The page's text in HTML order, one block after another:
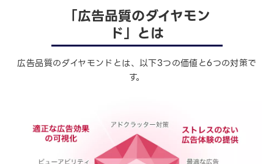
「広告品質のダイヤモン
ド」とは
広告品質のダイヤモンドとは、以下3つの価値と6つの対策で
す。